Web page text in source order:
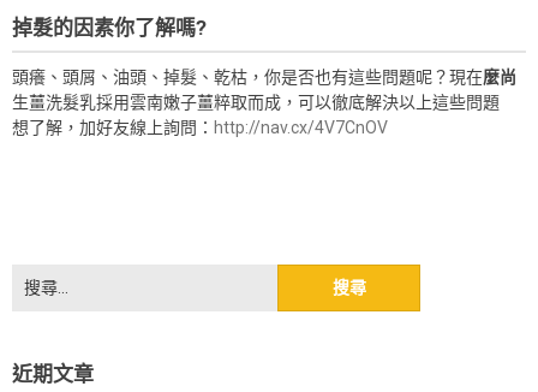
掉髮的因素你了解嗎?
頭癢、頭屑、油頭、掉髮、乾枯，你是否也有這些問題呢？現在麼尚
生薑洗髮乳採用雲南嫩子薑粹取而成，可以徹底解決以上這些問題
想了解，加好友線上詢問： http://nav.cx/4V7CnOV
搜
尋
字:
近期文章